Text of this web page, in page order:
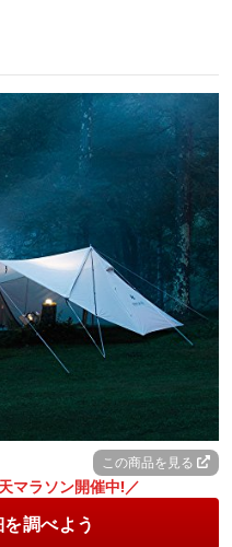
この商品を見る
マラソン開催中!／
調べよう